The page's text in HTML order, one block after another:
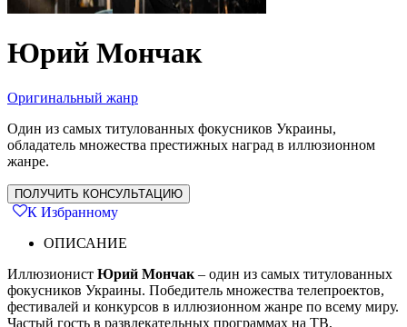
Юрий Мончак
Оригинальный жанр
Один из самых титулованных фокусников Украины,
обладатель множества престижных наград в иллюзионном
жанре.
ПОЛУЧИТЬ КОНСУЛЬТАЦИЮ
К Избранному
ОПИСАНИЕ
Иллюзионист Юрий Мончак – один из самых титулованных
фокусников Украины. Победитель множества телепроектов,
фестивалей и конкурсов в иллюзионном жанре по всему миру.
Частый гость в развлекательных программах на ТВ,